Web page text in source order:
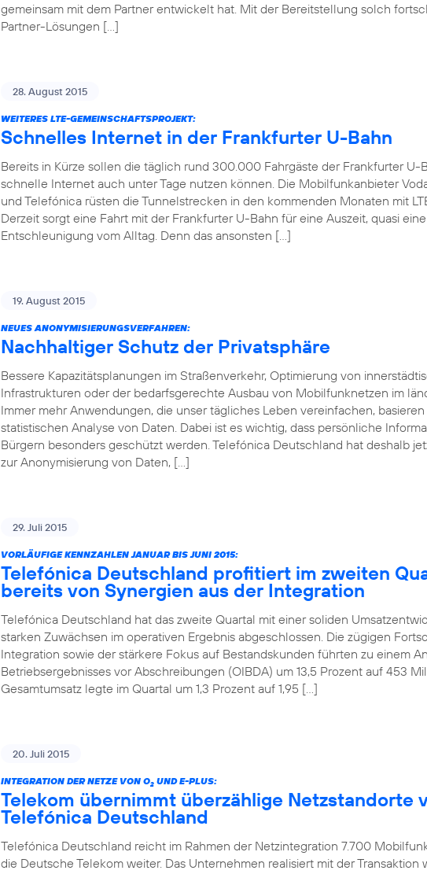
gemeinsam mit dem Partner entwickelt hat. Mit der Bereitstellung solch
Partner-Lösungen […]
28. August 2015
WEITERES LTE-GEMEINSCHAFTSPROJEKT:
Schnelles Internet in der Frankfurter U-Bahn
Bereits in Kürze sollen die täglich rund 300.000 Fahrgäste der Frankfurter U-
schnelle Internet auch unter Tage nutzen können. Die Mobilfunkanbieter
und Telefónica rüsten die Tunnelstrecken in den kommenden Monaten mit
Derzeit sorgt eine Fahrt mit der Frankfurter U-Bahn für eine Auszeit, quasi eine
Entschleunigung vom Alltag. Denn das ansonsten […]
19. August 2015
NEUES ANONYMISIERUNGSVERFAHREN:
Nachhaltiger Schutz der Privatsphäre
Bessere Kapazitätsplanungen im Straßenverkehr, Optimierung von
Infrastrukturen oder der bedarfsgerechte Ausbau von Mobilfunknetzen im
Immer mehr Anwendungen, die unser tägliches Leben vereinfachen,
statistischen Analyse von Daten. Dabei ist es wichtig, dass persönliche
Bürgern besonders geschützt werden. Telefónica Deutschland hat deshalb
zur Anonymisierung von Daten, […]
29. Juli 2015
VORLÄUFIGE KENNZAHLEN JANUAR BIS JUNI 2015:
Telefónica Deutschland profitiert im zweiten
bereits von Synergien aus der Integration
Telefónica Deutschland hat das zweite Quartal mit einer soliden
starken Zuwächsen im operativen Ergebnis abgeschlossen. Die zügigen
Integration sowie der stärkere Fokus auf Bestandskunden führten zu einem
Betriebsergebnisses vor Abschreibungen (OIBDA) um 13,5 Prozent auf 453
Gesamtumsatz legte im Quartal um 1,3 Prozent auf 1,95 […]
20. Juli 2015
INTEGRATION DER NETZE VON O2 UND E-PLUS:
Telekom übernimmt überzählige Netzstandorte
Telefónica Deutschland
Telefónica Deutschland reicht im Rahmen der Netzintegration 7.700
die Deutsche Telekom weiter. Das Unternehmen realisiert mit der Transaktion